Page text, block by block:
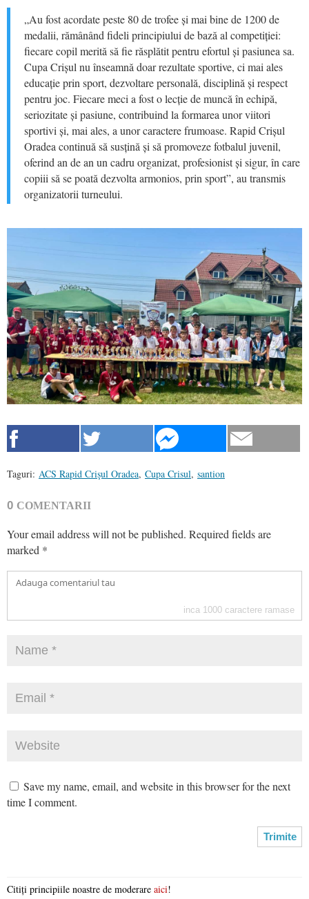
„Au fost acordate peste 80 de trofee și mai bine de 1200 de
medalii, rămânând fideli principiului de bază al competiției:
fiecare copil merită să fie răsplătit pentru efortul și pasiunea sa.
Cupa Crișul nu înseamnă doar rezultate sportive, ci mai ales
educație prin sport, dezvoltare personală, disciplină și respect
pentru joc. Fiecare meci a fost o lecție de muncă în echipă,
seriozitate și pasiune, contribuind la formarea unor viitori
sportivi și, mai ales, a unor caractere frumoase. Rapid Crișul
Oradea continuă să susțină și să promoveze fotbalul juvenil,
oferind an de an un cadru organizat, profesionist și sigur, în care
copiii să se poată dezvolta armonios, prin sport”, au transmis
organizatorii turneului.
Taguri: ACS Rapid Crişul Oradea, Cupa Crisul, santion
0 COMENTARII
Your email address will not be published. Required fields are
marked *
inca 1000 caractere ramase
Save my name, email, and website in this browser for the next
time I comment.
Citiți principiile noastre de moderare aici!